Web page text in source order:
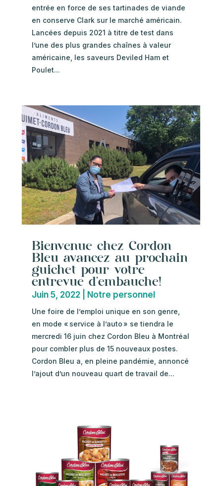
entrée en force de ses tartinades de viande
en conserve Clark sur le marché américain.
Lancées depuis 2021 à titre de test dans
l’une des plus grandes chaînes à valeur
américaine, les saveurs Deviled Ham et
Poulet...
Bienvenue chez Cordon
Bleu avancez au prochain
guichet pour votre
entrevue d’embauche!
Juin 5, 2022| Notre personnel
Une foire de l’emploi unique en son genre,
en mode « service à l’auto » se tiendra le
mercredi 16 juin chez Cordon Bleu à Montréal
pour combler plus de 15 nouveaux postes.
Cordon Bleu a, en pleine pandémie, annoncé
l’ajout d’un nouveau quart de travail de...